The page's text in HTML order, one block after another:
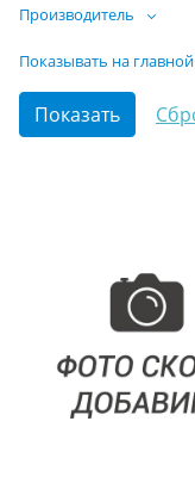
Производитель
Показывать на главной